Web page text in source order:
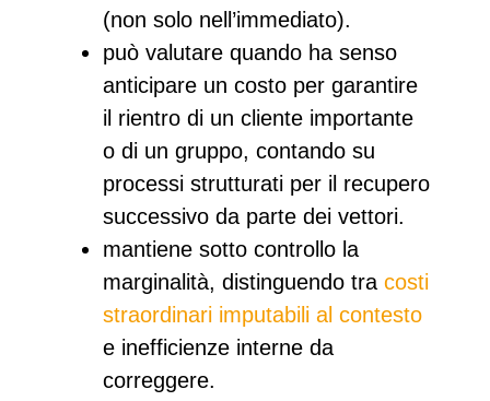
(non solo nell’immediato).​
può valutare quando ha senso
anticipare un costo per garantire
il rientro di un cliente importante
o di un gruppo, contando su
processi strutturati per il recupero
successivo da parte dei vettori.
mantiene sotto controllo la
marginalità, distinguendo tra costi
straordinari imputabili al contesto
e inefficienze interne da
correggere.